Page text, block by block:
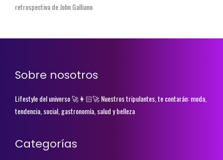
retrospectiva de John Galliano
Sobre nosotros
Lifestyle del universo 🚀👩🏻‍🚀 Nuestros tripulantes, te contarán: moda,
tendencia, social, gastronomía, salud y belleza
Categorías